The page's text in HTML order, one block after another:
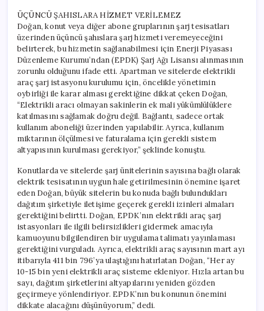
ÜÇÜNCÜ ŞAHISLARA HİZMET VERİLEMEZ
Doğan, konut veya diğer abone gruplarının şarj tesisatları
üzerinden üçüncü şahıslara şarj hizmeti veremeyeceğini
belirterek, bu hizmetin sağlanabilmesi için Enerji Piyasası
Düzenleme Kurumu’ndan (EPDK) Şarj Ağı Lisansı alınmasının
zorunlu olduğunu ifade etti. Apartman ve sitelerde elektrikli
araç şarj istasyonu kurulumu için, öncelikle yönetimin
oybirliği ile karar alması gerektiğine dikkat çeken Doğan,
“Elektrikli aracı olmayan sakinlerin ek mali yükümlülüklere
katılmasını sağlamak doğru değil. Bağlantı, sadece ortak
kullanım aboneliği üzerinden yapılabilir. Ayrıca, kullanım
miktarının ölçülmesi ve faturalama için gerekli sistem
altyapısının kurulması gerekiyor,” şeklinde konuştu.
Konutlarda ve sitelerde şarj ünitelerinin sayısına bağlı olarak
elektrik tesisatının uygun hale getirilmesinin önemine işaret
eden Doğan, büyük sitelerin bu konuda bağlı bulundukları
dağıtım şirketiyle iletişime geçerek gerekli izinleri almaları
gerektiğini belirtti. Doğan, EPDK’nın elektrikli araç şarj
istasyonları ile ilgili belirsizlikleri gidermek amacıyla
kamuoyunu bilgilendiren bir uygulama talimatı yayınlaması
gerektiğini vurguladı. Ayrıca, elektrikli araç sayısının mart ayı
itibarıyla 411 bin 796’ya ulaştığını hatırlatan Doğan, “Her ay
10-15 bin yeni elektrikli araç sisteme ekleniyor. Hızla artan bu
sayı, dağıtım şirketlerini altyapılarını yeniden gözden
geçirmeye yönlendiriyor. EPDK’nın bu konunun önemini
dikkate alacağını düşünüyorum,” dedi.